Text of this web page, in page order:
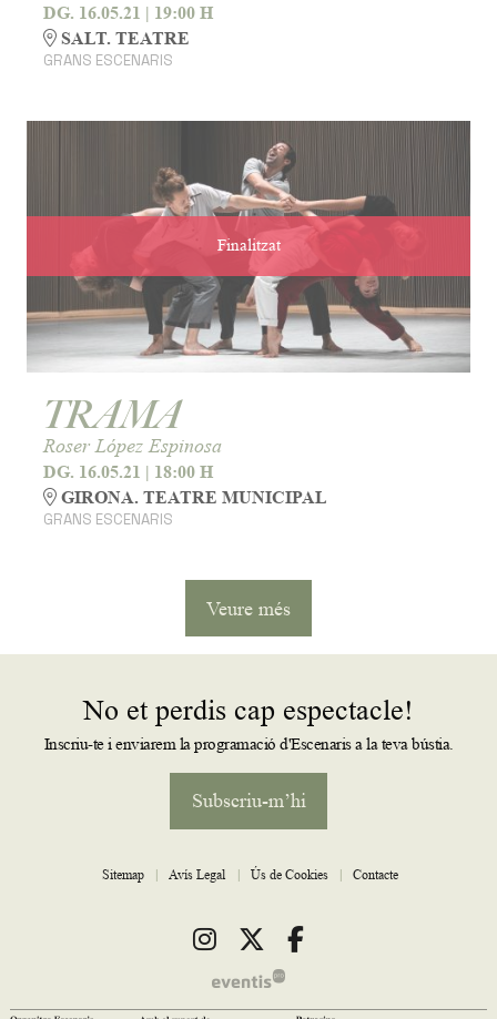
DG. 16.05.21 | 19:00 H
SALT. TEATRE
GRANS ESCENARIS
Finalitzat
TRAMA
Roser López Espinosa
DG. 16.05.21 | 18:00 H
GIRONA. TEATRE MUNICIPAL
GRANS ESCENARIS
Veure més
No et perdis cap espectacle!
Inscriu-te i enviarem la programació d'Escenaris a la teva bústia.
Subscriu-m’hi
Sitemap | Avís Legal | Ús de Cookies | Contacte
Link a instagram
Link a twitter
Link a facebook